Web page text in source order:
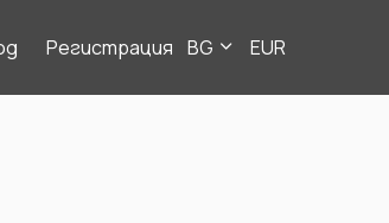
Регистрация BG EUR